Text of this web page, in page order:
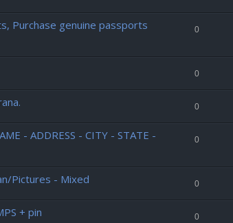
Purchase genuine passports
0
0
0
- ADDRESS - CITY - STATE -
0
Pictures - Mixed 0
+ pin 0